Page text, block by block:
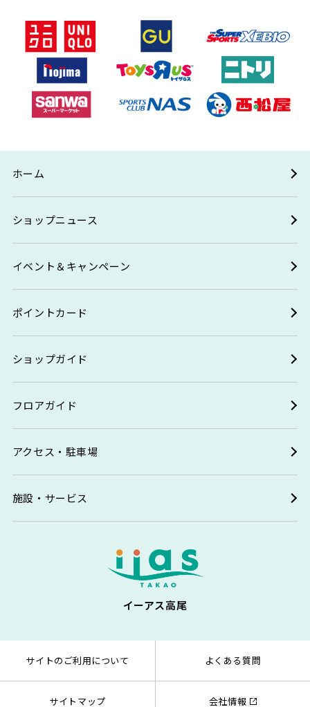
ホーム
ショップニュース
イベント＆キャンペーン
ポイントカード
ショップガイド
フロアガイド
アクセス・駐車場
施設・サービス
イーアス高尾
サイトのご利用について よくある質問
サイトマップ 会社情報